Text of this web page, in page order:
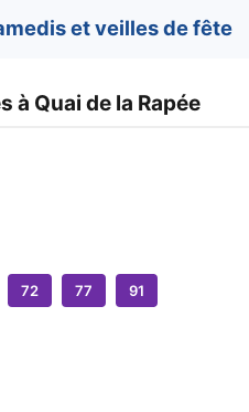
et veilles de fête
à Quai de la Rapée
72 77 91